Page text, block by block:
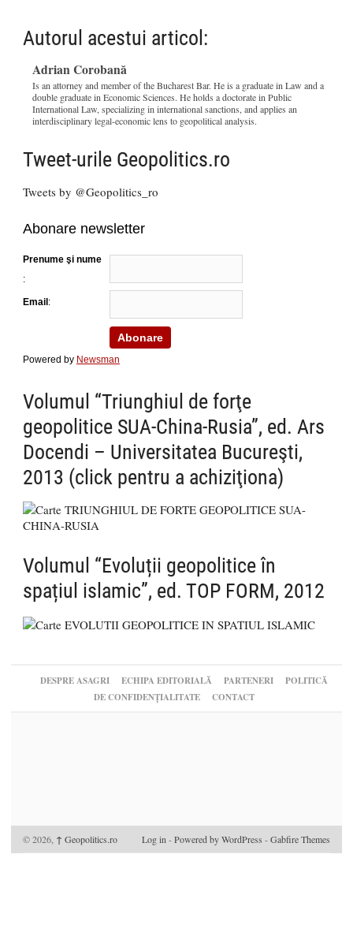
Autorul acestui articol:
Adrian Corobană
Is an attorney and member of the Bucharest Bar. He is a graduate in Law and a
double graduate in Economic Sciences. He holds a doctorate in Public
International Law, specializing in international sanctions, and applies an
interdisciplinary legal-economic lens to geopolitical analysis.
Tweet-urile Geopolitics.ro
Tweets by @Geopolitics_ro
Abonare newsletter
Prenume şi nume
:
Email:
Powered by Newsman
Volumul “Triunghiul de forţe
geopolitice SUA-China-Rusia”, ed. Ars
Docendi – Universitatea Bucureşti,
2013 (click pentru a achiziţiona)
Volumul “Evoluții geopolitice în
spațiul islamic”, ed. TOP FORM, 2012
DESPRE ASAGRI ECHIPA EDITORIALĂ PARTENERI
POLITICĂ
DE CONFIDENȚIALITATE
CONTACT
© 2026, ↑ Geopolitics.ro Log in-Powered by WordPress -Gabfire Themes